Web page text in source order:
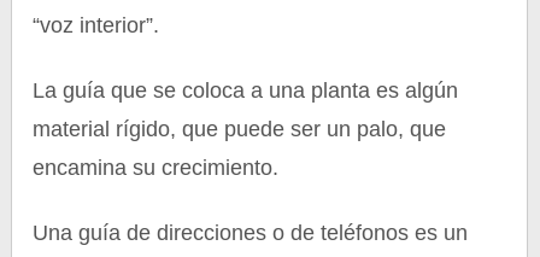
“voz interior”.
La guía que se coloca a una planta es algún
material rígido, que puede ser un palo, que
encamina su crecimiento.
Una guía de direcciones o de teléfonos es un